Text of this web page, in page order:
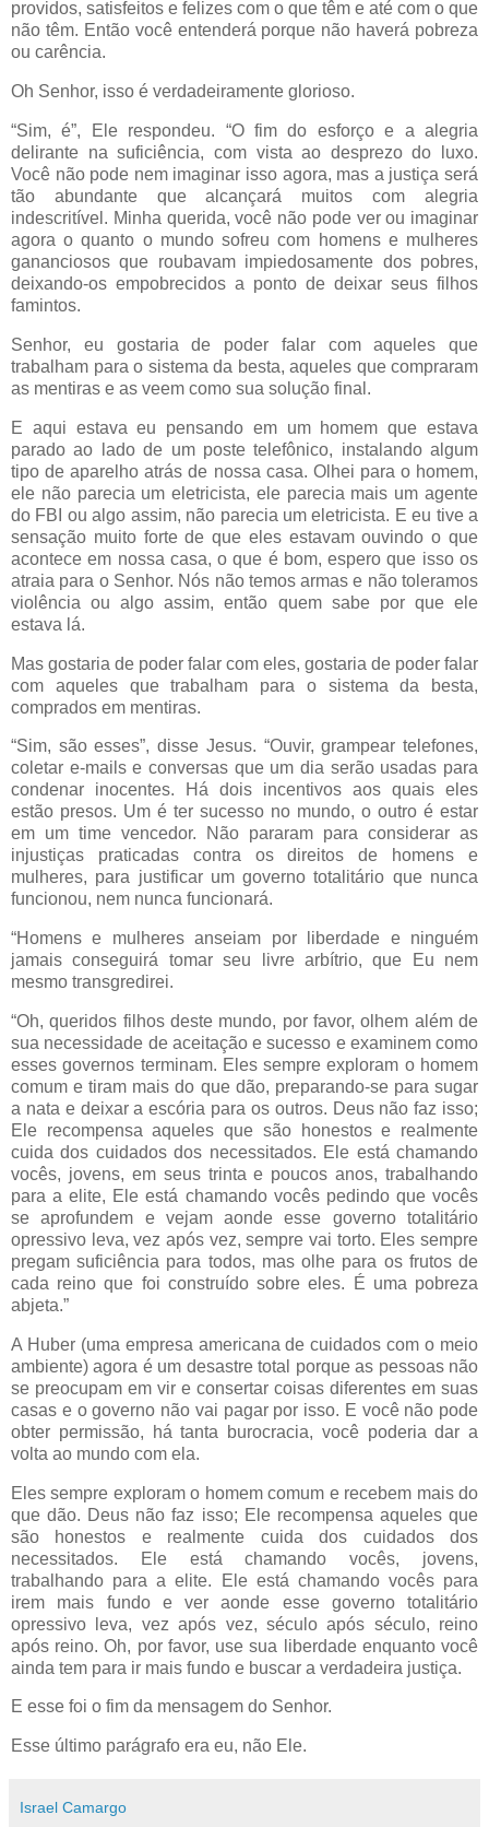
providos, satisfeitos e felizes com o que têm e até com o que
não têm. Então você entenderá porque não haverá pobreza
ou carência.
Oh Senhor, isso é verdadeiramente glorioso.
“Sim, é”, Ele respondeu. “O fim do esforço e a alegria
delirante na suficiência, com vista ao desprezo do luxo.
Você não pode nem imaginar isso agora, mas a justiça será
tão abundante que alcançará muitos com alegria
indescritível. Minha querida, você não pode ver ou imaginar
agora o quanto o mundo sofreu com homens e mulheres
gananciosos que roubavam impiedosamente dos pobres,
deixando-os empobrecidos a ponto de deixar seus filhos
famintos.
Senhor, eu gostaria de poder falar com aqueles que
trabalham para o sistema da besta, aqueles que compraram
as mentiras e as veem como sua solução final.
E aqui estava eu pensando em um homem que estava
parado ao lado de um poste telefônico, instalando algum
tipo de aparelho atrás de nossa casa. Olhei para o homem,
ele não parecia um eletricista, ele parecia mais um agente
do FBI ou algo assim, não parecia um eletricista. E eu tive a
sensação muito forte de que eles estavam ouvindo o que
acontece em nossa casa, o que é bom, espero que isso os
atraia para o Senhor. Nós não temos armas e não toleramos
violência ou algo assim, então quem sabe por que ele
estava lá.
Mas gostaria de poder falar com eles, gostaria de poder falar
com aqueles que trabalham para o sistema da besta,
comprados em mentiras.
“Sim, são esses”, disse Jesus. “Ouvir, grampear telefones,
coletar e-mails e conversas que um dia serão usadas para
condenar inocentes. Há dois incentivos aos quais eles
estão presos. Um é ter sucesso no mundo, o outro é estar
em um time vencedor. Não pararam para considerar as
injustiças praticadas contra os direitos de homens e
mulheres, para justificar um governo totalitário que nunca
funcionou, nem nunca funcionará.
“Homens e mulheres anseiam por liberdade e ninguém
jamais conseguirá tomar seu livre arbítrio, que Eu nem
mesmo transgredirei.
“Oh, queridos filhos deste mundo, por favor, olhem além de
sua necessidade de aceitação e sucesso e examinem como
esses governos terminam. Eles sempre exploram o homem
comum e tiram mais do que dão, preparando-se para sugar
a nata e deixar a escória para os outros. Deus não faz isso;
Ele recompensa aqueles que são honestos e realmente
cuida dos cuidados dos necessitados. Ele está chamando
vocês, jovens, em seus trinta e poucos anos, trabalhando
para a elite, Ele está chamando vocês pedindo que vocês
se aprofundem e vejam aonde esse governo totalitário
opressivo leva, vez após vez, sempre vai torto. Eles sempre
pregam suficiência para todos, mas olhe para os frutos de
cada reino que foi construído sobre eles. É uma pobreza
abjeta.”
A Huber (uma empresa americana de cuidados com o meio
ambiente) agora é um desastre total porque as pessoas não
se preocupam em vir e consertar coisas diferentes em suas
casas e o governo não vai pagar por isso. E você não pode
obter permissão, há tanta burocracia, você poderia dar a
volta ao mundo com ela.
Eles sempre exploram o homem comum e recebem mais do
que dão. Deus não faz isso; Ele recompensa aqueles que
são honestos e realmente cuida dos cuidados dos
necessitados. Ele está chamando vocês, jovens,
trabalhando para a elite. Ele está chamando vocês para
irem mais fundo e ver aonde esse governo totalitário
opressivo leva, vez após vez, século após século, reino
após reino. Oh, por favor, use sua liberdade enquanto você
ainda tem para ir mais fundo e buscar a verdadeira justiça.
E esse foi o fim da mensagem do Senhor.
Esse último parágrafo era eu, não Ele.
Israel Camargo